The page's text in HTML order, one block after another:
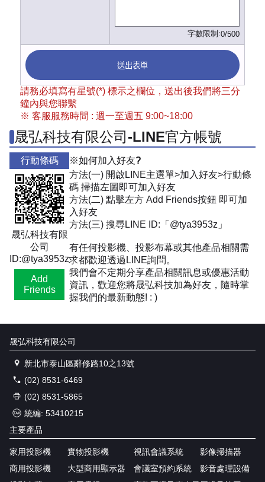
字數限制:0/500
送出表單
請務必填寫有星號(*) 標示之欄位，送出後我們將三分
鐘內與您聯繫
※ 客服服務時間 : 週一至週五 9:00~18:00
晟弘科技有限公司-LINE官方帳號
行動條碼
晟弘科技有限
公司
ID:@tya3953z
Add
Friends
※如何加入好友?
方法(一) 開啟LINE主選單>加入好友>行動條
碼 掃描左圖即可加入好友
方法(二) 點擊左方 Add Friends按鈕 即可加
入好友
方法(三) 搜尋LINE ID:「@tya3953z」
有任何投影機、投影布幕或其他產品相關需
求都歡迎透過LINE詢問。
我們會不定期分享產品相關訊息或優惠活動
資訊，歡迎您將晟弘科技加為好友，隨時掌
握我們的最新動態! : )
晟弘科技有限公司
新北市泰山區辭修路10之13號
(02) 8531-6469
(02) 8531-5865
統編: 53410215
主要產品
家用投影機
商用投影機
實物投影機
大型商用顯示器
視訊會議系統
會議室預約系統
影像掃描器
影音處理設備